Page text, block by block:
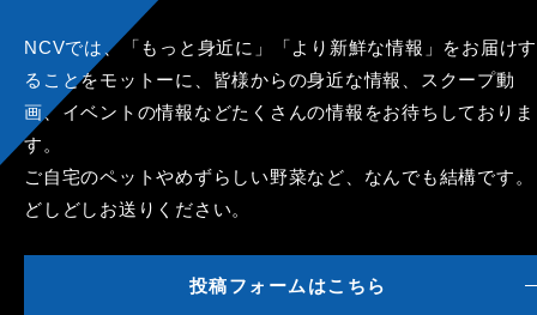
NCVでは、「もっと身近に」「より新鮮な情報」をお届けす
ることをモットーに、皆様からの身近な情報、スクープ動
画、イベントの情報などたくさんの情報をお待ちしておりま
す。
ご自宅のペットやめずらしい野菜など、なんでも結構です。
どしどしお送りください。
投稿フォームはこちら